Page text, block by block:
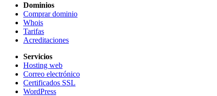
Dominios
Comprar dominio
Whois
Tarifas
Acreditaciones
Servicios
Hosting web
Correo electrónico
Certificados SSL
WordPress